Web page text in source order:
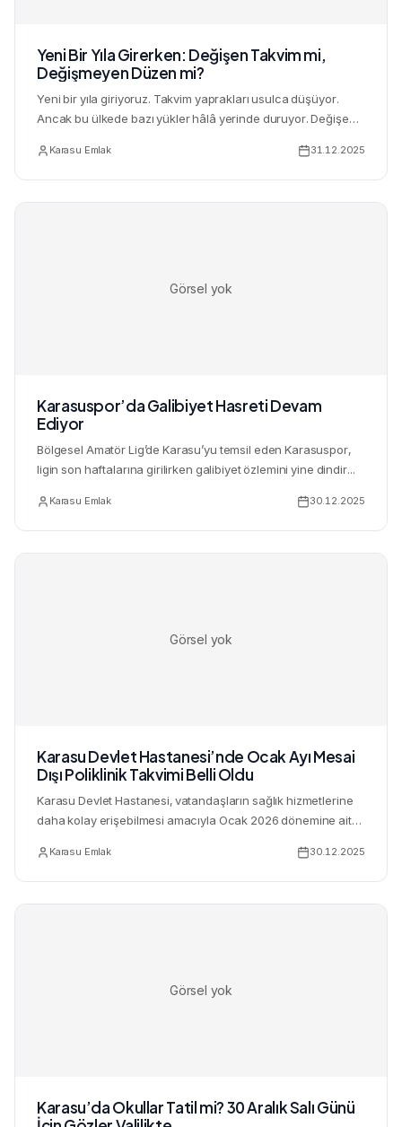
Yeni Bir Yıla Girerken: Değişen Takvim mi,
Değişmeyen Düzen mi?
Yeni bir yıla giriyoruz. Takvim yaprakları usulca düşüyor.
Ancak bu ülkede bazı yükler hâlâ yerinde duruyor. Değişen
Karasu Emlak 31.12.2025
Görsel yok
Karasuspor’da Galibiyet Hasreti Devam
Ediyor
Bölgesel Amatör Lig’de Karasu’yu temsil eden Karasuspor,
ligin son haftalarına girilirken galibiyet özlemini yine dindir...
Karasu Emlak 30.12.2025
Görsel yok
Karasu Devlet Hastanesi’nde Ocak Ayı Mesai
Dışı Poliklinik Takvimi Belli Oldu
Karasu Devlet Hastanesi, vatandaşların sağlık hizmetlerine
daha kolay erişebilmesi amacıyla Ocak 2026 dönemine ait
Karasu Emlak 30.12.2025
Görsel yok
Karasu’da Okullar Tatil mi? 30 Aralık Salı Günü